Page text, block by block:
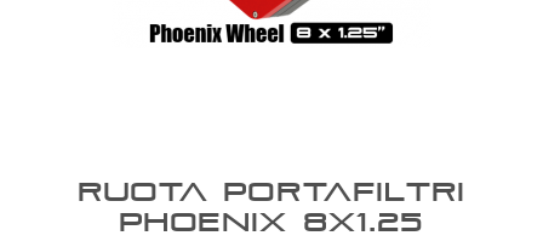
RUOTA PORTAFILTRI
PHOENIX 8X1.25